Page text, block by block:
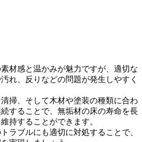
材感と温かみが魅力ですが、適切な
れ、反りなどの問題が発生しやすく
掃、そして木材や塗装の種類に合わ
することで、無垢材の床の寿命を長
持することができます。
ラブルにも適切に対処することで、